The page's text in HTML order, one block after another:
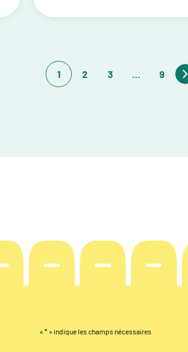
1 2 3 9
« * » indique les champs nécessaires